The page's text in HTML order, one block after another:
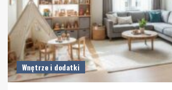
Wnętrze i dodatki